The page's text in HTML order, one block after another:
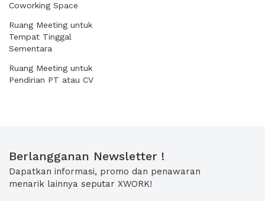
Coworking Space
Ruang Meeting untuk
Tempat Tinggal
Sementara
Ruang Meeting untuk
Pendirian PT atau CV
Berlangganan Newsletter !
Dapatkan informasi, promo dan penawaran
menarik lainnya seputar XWORK!